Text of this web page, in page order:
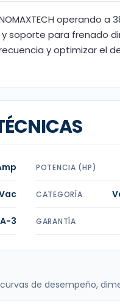
operando a
soporte para frenado
y optimizar el
POTENCIA (HP)
CATEGORÍA
3 GARANTÍA
de desempeño,